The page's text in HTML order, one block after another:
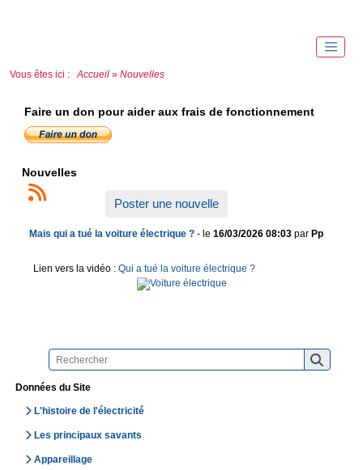
Vous êtes ici : Accueil » Nouvelles
Données du Site
L'histoire de l'électricité
Les principaux savants
Appareillage
Faire un don pour aider aux frais de fonctionnement
Nouvelles
Poster une nouvelle
Mais qui a tué la voiture électrique ? - le 16/03/2026 08:03par Pp
Lien vers la vidéo : Qui a tué la voiture électrique ?